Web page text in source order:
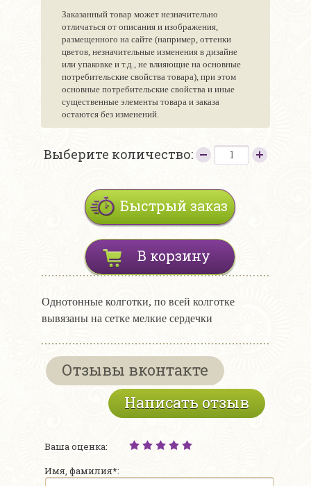
Заказанный товар может незначительно
отличаться от описания и изображения,
размещенного на сайте (например, оттенки
цветов, незначительные изменения в дизайне
или упаковке и т.д., не влияющие на основные
потребительские свойства товара), при этом
основные потребительские свойства и иные
существенные элементы товара и заказа
остаются без изменений.
Выберите количество:
Быстрый заказ
В корзину
Однотонные колготки, по всей колготке
вывязаны на сетке мелкие сердечки
Отзывы вконтакте
Написать отзыв
Ваша оценка:
Имя, фамилия*: